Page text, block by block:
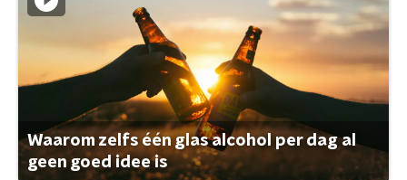
Waarom zelfs één glas alcohol per dag al
geen goed idee is